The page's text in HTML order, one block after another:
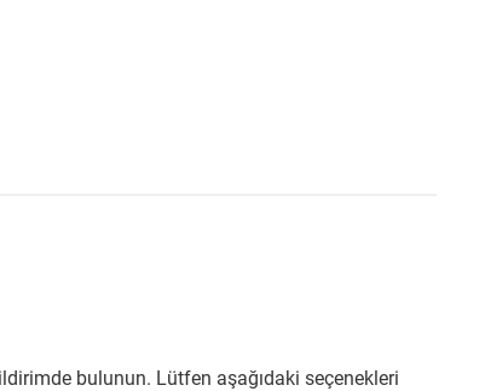
bulunun. Lütfen aşağıdaki seçenekleri